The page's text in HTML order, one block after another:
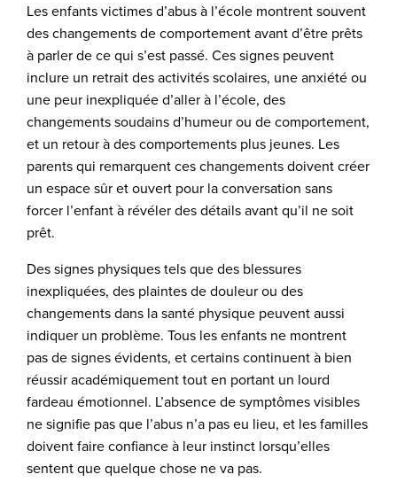
Les enfants victimes d’abus à l’école montrent souvent
des changements de comportement avant d’être prêts
à parler de ce qui s’est passé. Ces signes peuvent
inclure un retrait des activités scolaires, une anxiété ou
une peur inexpliquée d’aller à l’école, des
changements soudains d’humeur ou de comportement,
et un retour à des comportements plus jeunes. Les
parents qui remarquent ces changements doivent créer
un espace sûr et ouvert pour la conversation sans
forcer l’enfant à révéler des détails avant qu’il ne soit
prêt.
Des signes physiques tels que des blessures
inexpliquées, des plaintes de douleur ou des
changements dans la santé physique peuvent aussi
indiquer un problème. Tous les enfants ne montrent
pas de signes évidents, et certains continuent à bien
réussir académiquement tout en portant un lourd
fardeau émotionnel. L’absence de symptômes visibles
ne signifie pas que l’abus n’a pas eu lieu, et les familles
doivent faire confiance à leur instinct lorsqu’elles
sentent que quelque chose ne va pas.